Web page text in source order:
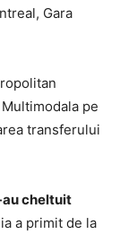
Gara
pe
transferului
au cheltuit
a primit de la